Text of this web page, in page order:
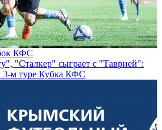
КФС
"Сталкер" сыграет с "Таврией":
3-м туре Кубка КФС